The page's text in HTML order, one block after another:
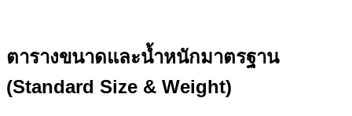
ตารางขนาดและน้ำหนักมาตรฐาน
(Standard Size & Weight)